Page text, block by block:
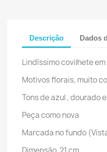
Descrição Dados
Lindíssimo covilhete
Motivos florais, muito
Tons de azul , dourado
Peça como nova
Marcada no fundo